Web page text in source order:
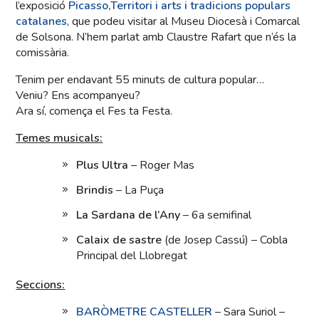
l’exposició Picasso,Territori i arts i tradicions populars
catalanes, que podeu visitar al Museu Diocesà i Comarcal
de Solsona. N’hem parlat amb Claustre Rafart que n’és la
comissària.
Tenim per endavant 55 minuts de cultura popular…
Veniu? Ens acompanyeu?
Ara sí, comença el Fes ta Festa.
Temes musicals:
Plus Ultra– Roger Mas
Brindis– La Puça
La Sardana de l’Any– 6a semifinal
Calaix de sastre (de Josep Cassú) – Cobla
Principal del Llobregat
Seccions:
BARÒMETRE CASTELLER – Sara Suriol –